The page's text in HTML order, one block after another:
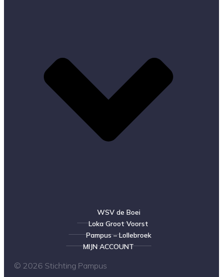
WSV de Boei
Loka Groot Voorst
Pampus – Lollebroek
MIJN ACCOUNT
© 2026 Stichting Pampus